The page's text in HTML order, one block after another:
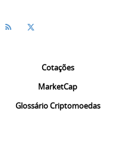
Cotações
MarketCap
Glossário Criptomoedas